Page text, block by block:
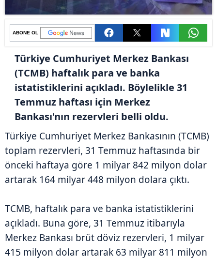
ABONE OL
Türkiye Cumhuriyet Merkez Bankası
(TCMB) haftalık para ve banka
istatistiklerini açıkladı. Böylelikle 31
Temmuz haftası için Merkez
Bankası'nın rezervleri belli oldu.
Türkiye Cumhuriyet Merkez Bankasının (TCMB)
toplam rezervleri, 31 Temmuz haftasında bir
önceki haftaya göre 1 milyar 842 milyon dolar
artarak 164 milyar 448 milyon dolara çıktı.
TCMB, haftalık para ve banka istatistiklerini
açıkladı. Buna göre, 31 Temmuz itibarıyla
Merkez Bankası brüt döviz rezervleri, 1 milyar
415 milyon dolar artarak 63 milyar 811 milyon